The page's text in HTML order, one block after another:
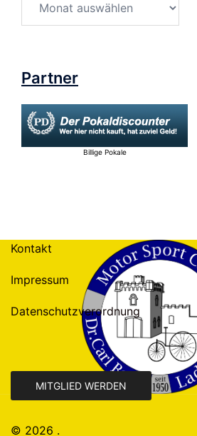
Archiv
Partner
Billige Pokale
Kontakt
Impressum
Datenschutzverordnung
MITGLIED WERDEN
© 2026 .